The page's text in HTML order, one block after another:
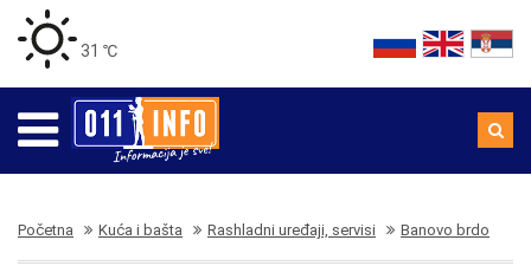
31 ℃
Početna Kuća i bašta Rashladni uređaji, servisi Banovo brdo